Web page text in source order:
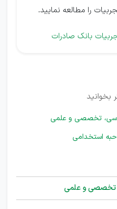
را مطالعه نمایید.
بانک صادرات
بخوانید
تخصصی و علمی
استخدامی
تخصصی و علمی